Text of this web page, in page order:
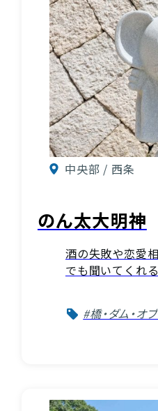
中央部 / 西条
のん太大明神
酒の失敗や恋愛
でも聞いてくれ
#橋・ダム・オ